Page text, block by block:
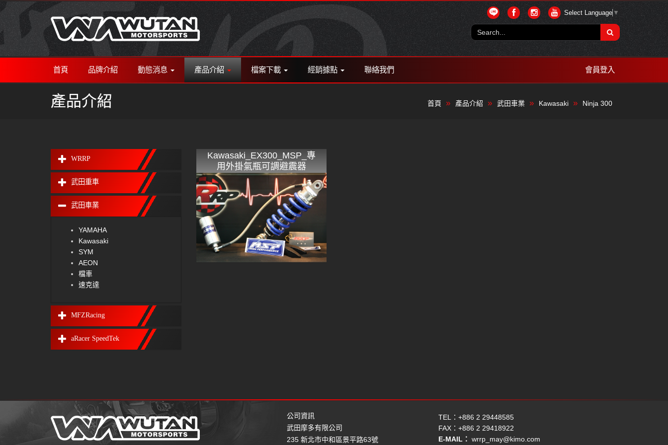
Select Language ▼
首頁 品牌介紹 動態消息 產品介紹 檔案下載 經銷據點 聯絡我們 會員登入
產品介紹 首頁 產品介紹 武田車業 Kawasaki Ninja 300
WRRP
武田重車
武田車業
YAMAHA
Kawasaki
SYM
AEON
檔車
速克達
MFZRacing
aRacer SpeedTek
Kawasaki_EX300_MSP_專
用外掛氣瓶可調避震器
公司資訊
武田摩多有限公司
235 新北市中和區景平路63號
TEL：+886 2 29448585
FAX：+886 2 29418922
E-MAIL： wrrp_may@kimo.com